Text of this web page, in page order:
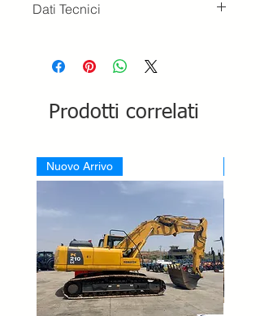
Dati Tecnici
Portata: Ø > 800 metri
Diodo Laser: 600-680 nm Classe 3
Garanzia: 5 anni
Prodotti correlati
Nuovo Arrivo